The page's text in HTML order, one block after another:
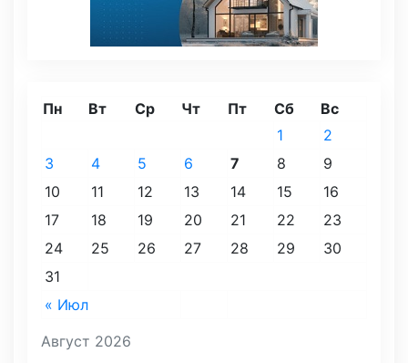
Август 2026
Пн Вт Ср Чт Пт Сб Вс
« Июл
1
2
3
4 5 6 7 8
9
10
11 12 13 14 15
16
17
18 19 20 21 22
23
24
25 26 27 28 29
30
31